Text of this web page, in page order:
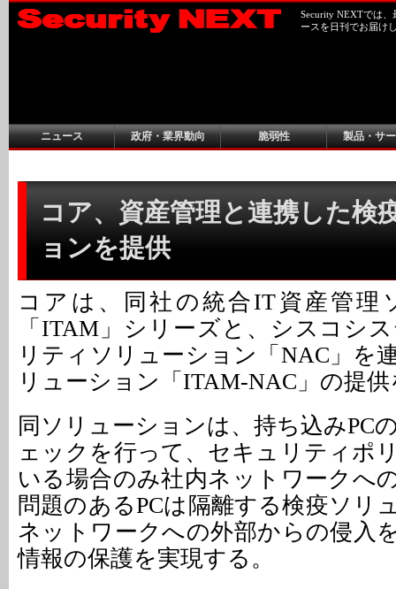
Security NEXTでは
ースを日刊でお届け
ニュース 政府・業界動向 脆弱性 製品・サ
コア、資産管理と連携した検
ョンを提供
コアは、同社の統合IT資産管理
「ITAM」シリーズと、シスコシ
リティソリューション「NAC」を
リューション「ITAM-NAC」の提
同ソリューションは、持ち込みPC
ェックを行って、セキュリティポ
いる場合のみ社内ネットワークへ
問題のあるPCは隔離する検疫ソリ
ネットワークへの外部からの侵入
情報の保護を実現する。